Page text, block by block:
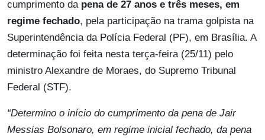
cumprimento da pena de 27 anos e três meses, em
regime fechado, pela participação na trama golpista na
Superintendência da Polícia Federal (PF), em Brasília. A
determinação foi feita nesta terça-feira (25/11) pelo
ministro Alexandre de Moraes, do Supremo Tribunal
Federal (STF).
“Determino o início do cumprimento da pena de Jair
Messias Bolsonaro, em regime inicial fechado, da pena